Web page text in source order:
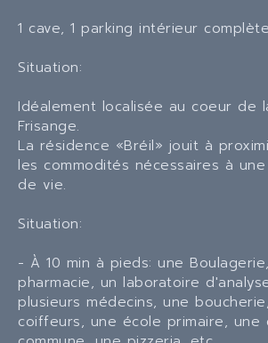
1 cave, 1 parking intérieur
Situation:
Idéalement localisée au coeur de
Frisange.
La résidence «Bréil» jouit à
les commodités nécessaires à
de vie.
Situation:
- À 10 min à pieds: une
pharmacie, un laboratoire
plusieurs médecins, une
coiffeurs, une école primaire, une